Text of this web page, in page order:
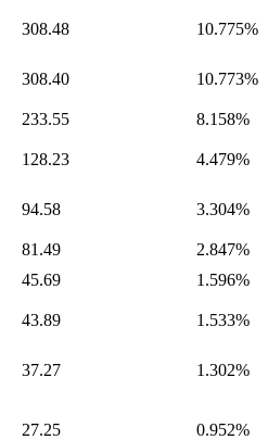
308.48 10.775%
308.40 10.773%
233.55 8.158%
128.23 4.479%
94.58 3.304%
81.49 2.847%
45.69 1.596%
43.89 1.533%
37.27 1.302%
27.25 0.952%